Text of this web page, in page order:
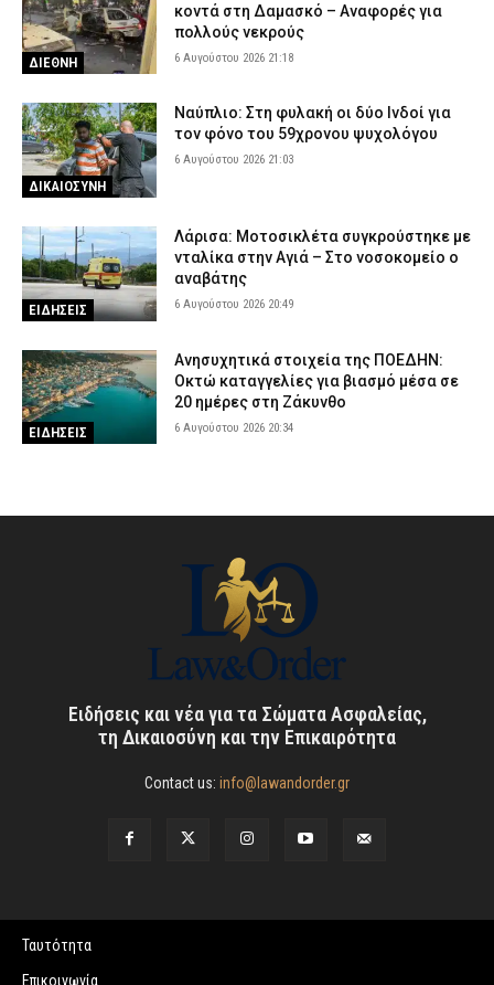
ΔΙΕΘΝΗ
κοντά στη Δαμασκό – Αναφορές για
πολλούς νεκρούς
6 Αυγούστου 2026 21:18
ΔΙΚΑΙΟΣΥΝΗ
Ναύπλιο: Στη φυλακή οι δύο Ινδοί για
τον φόνο του 59χρονου ψυχολόγου
6 Αυγούστου 2026 21:03
ΕΙΔΗΣΕΙΣ
Λάρισα: Μοτοσικλέτα συγκρούστηκε με
νταλίκα στην Αγιά – Στο νοσοκομείο ο
αναβάτης
6 Αυγούστου 2026 20:49
ΕΙΔΗΣΕΙΣ
Ανησυχητικά στοιχεία της ΠΟΕΔΗΝ:
Οκτώ καταγγελίες για βιασμό μέσα σε
20 ημέρες στη Ζάκυνθο
6 Αυγούστου 2026 20:34
Ειδήσεις και νέα για τα Σώματα Ασφαλείας,
τη Δικαιοσύνη και την Επικαιρότητα
Contact us: info@lawandorder.gr
Ταυτότητα
Επικοινωνία